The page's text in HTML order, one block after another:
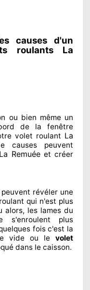
causes d'un
roulants La
ou bien même un
de la fenêtre
volet roulant La
causes peuvent
La Remuée et créer
révélerune
qui n'est plus
alors, les lames du
plus
foisc'est la
vide ou le volet
dans le caisson.